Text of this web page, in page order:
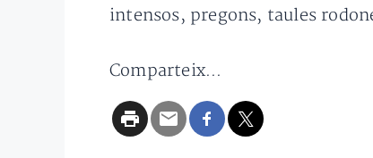
intensos, pregons, taules
Comparteix...